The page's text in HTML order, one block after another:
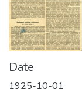
Date
1925-10-01